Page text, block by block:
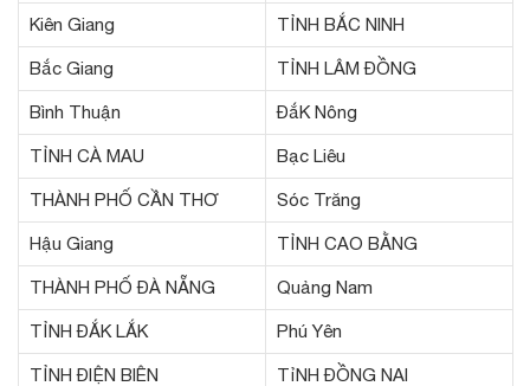
Kiên Giang TỈNH BẮC NINH
Bắc Giang TỈNH LÂM ĐỒNG
Bình Thuận ĐắK Nông
TỈNH CÀ MAU Bạc Liêu
THÀNH PHỐ CẦN THƠ Sóc Trăng
Hậu Giang TỈNH CAO BẰNG
THÀNH PHỐ ĐÀ NẴNG Quảng Nam
TỈNH ĐẮK LẮK Phú Yên
TỈNH ĐIỆN BIÊN TỉNH ĐỒNG NAI